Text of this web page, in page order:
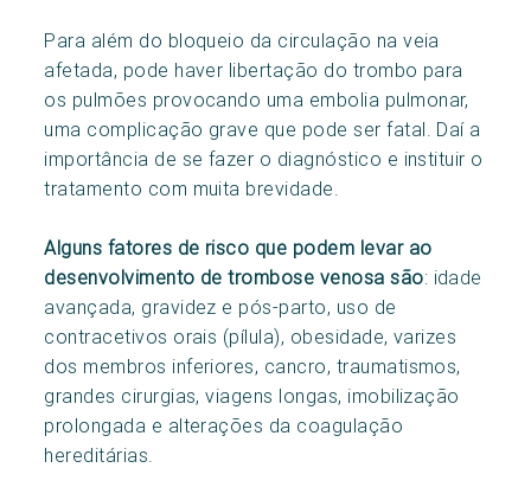
Para além do bloqueio da circulação na veia
afetada, pode haver libertação do trombo para
os pulmões provocando uma embolia pulmonar,
uma complicação grave que pode ser fatal. Daí a
importância de se fazer o diagnóstico e instituir o
tratamento com muita brevidade.
Alguns fatores de risco que podem levar ao
desenvolvimento de trombose venosa são: idade
avançada, gravidez e pós-parto, uso de
contracetivos orais (pílula), obesidade, varizes
dos membros inferiores, cancro, traumatismos,
grandes cirurgias, viagens longas, imobilização
prolongada e alterações da coagulação
hereditárias.